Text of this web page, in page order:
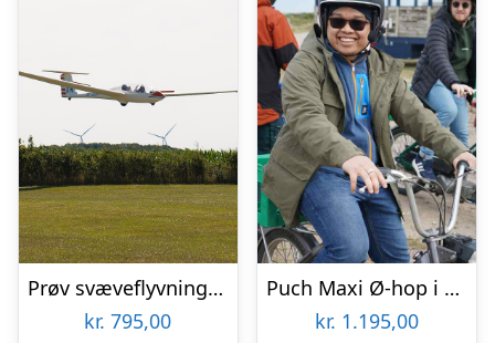
Prøv svæveflyvning hos Viborg Svæveflyveklub
kr. 795,00
Puch Maxi Ø-hop i Limfjorden med Maxitours
kr. 1.195,00